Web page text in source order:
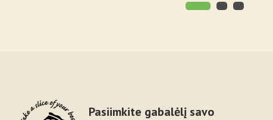
Pasiimkite gabalėlį savo